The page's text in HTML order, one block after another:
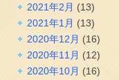
2021年2月 (13)
2021年1月 (13)
2020年12月 (16)
2020年11月 (12)
2020年10月 (16)